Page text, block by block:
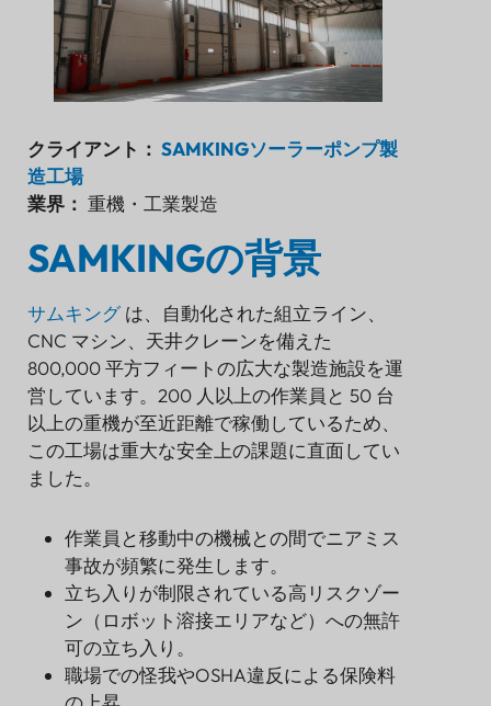
ゲートウェイ
ブルートゥース
ゲートウェイ
ブルートゥース
トラッカー
ビーコン
センサー
SAMKINGの背景
チャレンジ
実装
クライアント： SAMKINGソーラーポンプ製
造工場
業界： 重機・工業製造
SAMKINGの背景
サムキング は、自動化された組立ライン、
CNC マシン、天井クレーンを備えた
800,000 平方フィートの広大な製造施設を運
営しています。200 人以上の作業員と 50 台
以上の重機が至近距離で稼働しているため、
この工場は重大な安全上の課題に直面してい
ました。
作業員と移動中の機械との間でニアミス
事故が頻繁に発生します。
立ち入りが制限されている高リスクゾー
ン（ロボット溶接エリアなど）への無許
可の立ち入り。
職場での怪我やOSHA違反による保険料